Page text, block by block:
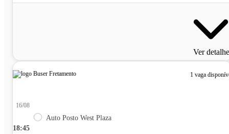
Ver
1 vaga
18:45
16/08
Auto Posto West Plaza